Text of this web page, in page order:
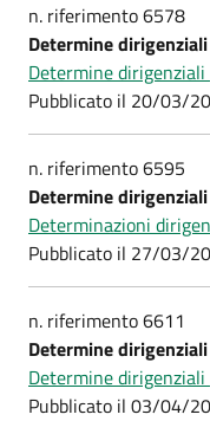
n. riferimento 6578
Determine
Determine
Pubblicato il 20/03/
n. riferimento 6595
Determine
Determinazioni
Pubblicato il 27/03/
n. riferimento 6611
Determine
Determine
Pubblicato il 03/04/